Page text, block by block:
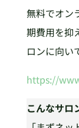
無料でオン
期費用を抑
ロンに向い
https://
こんなサロ